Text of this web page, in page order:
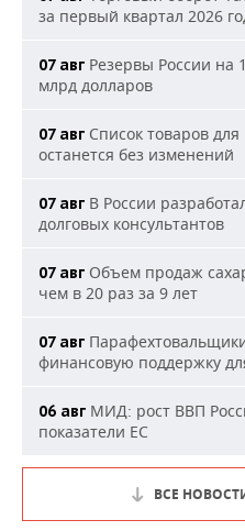
за первый квартал 2026
07 авг Резервы России на
млрд долларов
07 авг Список товаров
останется без изменений
07 авг В России
долговых консультантов
07 авг Объем продаж
чем в 20 раз за 9 лет
07 авг
финансовую поддержку
06 авг МИД: рост ВВП
показатели ЕС
ВСЕ